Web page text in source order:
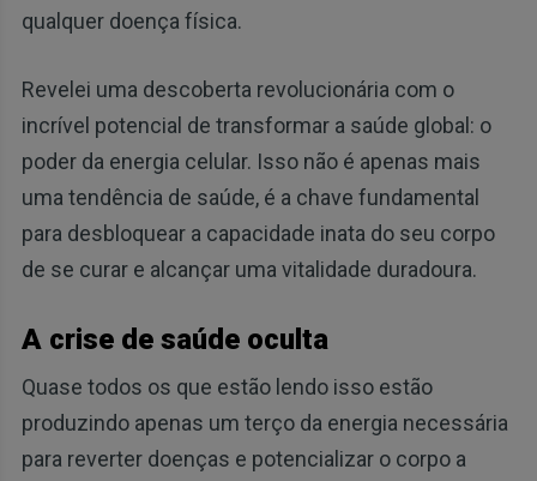
qualquer doença física.
Revelei uma descoberta revolucionária com o
incrível potencial de transformar a saúde global: o
poder da energia celular. Isso não é apenas mais
uma tendência de saúde, é a chave fundamental
para desbloquear a capacidade inata do seu corpo
de se curar e alcançar uma vitalidade duradoura.
A crise de saúde oculta
Quase todos os que estão lendo isso estão
produzindo apenas um terço da energia necessária
para reverter doenças e potencializar o corpo a